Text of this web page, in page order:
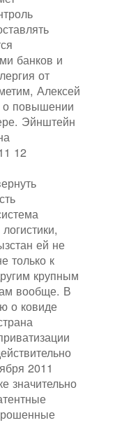
банков и
от
Алексей
о повышении
Эйнштейн
12
ей не
только к
крупным
вообще. В
о ковиде
2011
значительно